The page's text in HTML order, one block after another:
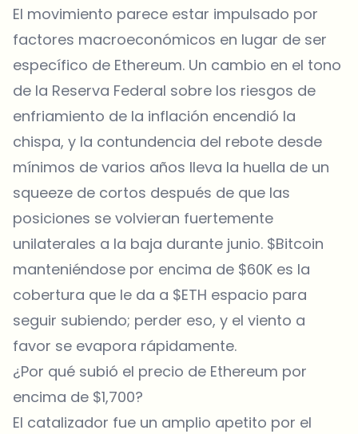
El movimiento parece estar impulsado por
factores macroeconómicos en lugar de ser
específico de Ethereum. Un cambio en el tono
de la Reserva Federal sobre los riesgos de
enfriamiento de la inflación encendió la
chispa, y la contundencia del rebote desde
mínimos de varios años lleva la huella de un
squeeze de cortos después de que las
posiciones se volvieran fuertemente
unilaterales a la baja durante junio. $Bitcoin
manteniéndose por encima de $60K es la
cobertura que le da a $ETH espacio para
seguir subiendo; perder eso, y el viento a
favor se evapora rápidamente.
¿Por qué subió el precio de Ethereum por
encima de $1,700?
El catalizador fue un amplio apetito por el